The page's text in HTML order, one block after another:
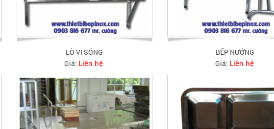
LÒ VI SÓNG
Giá: Liên hệ
BẾP NƯỚNG
Giá: Liên hệ